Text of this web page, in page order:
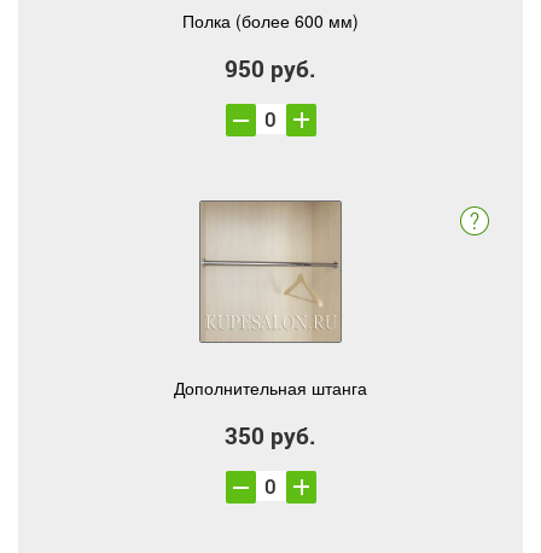
Полка (более 600 мм)
950 руб.
Дополнительная штанга
350 руб.